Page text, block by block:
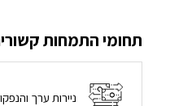
תחומי התמחות
ניירות ערך